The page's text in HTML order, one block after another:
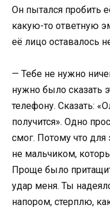
Он пытался пробить
какую-то ответную
её лицо оставалось
— Тебе не нужно
нужно было сказать
телефону. Сказать:
получится». Одно
смог. Потому что
не мальчиком,
Проще было
удар меня. Ты
напором, стерплю,